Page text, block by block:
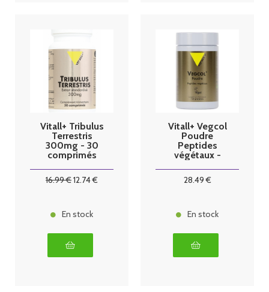
Vitall+ Tribulus
Terrestris
300mg - 30
comprimés
16.99€12.74€
En stock
Vitall+ Vegcol
Poudre
Peptides
végétaux -
28.49€
En stock